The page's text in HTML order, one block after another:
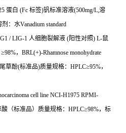
蛋白 (Fc 标签)钒标准溶液(500mg/L,溶
剂：水Vanadium standard
/ LIG-1 人细胞裂解液 (阳性对照) L-鼠
98%， BRL(+)-Rhamnose monohydrate
草酚(标准品)质量规格： HPLC≥95%，
cell line NCI-H1975 RPMI-
（标准品）质量规格： HPLC≥98%，标